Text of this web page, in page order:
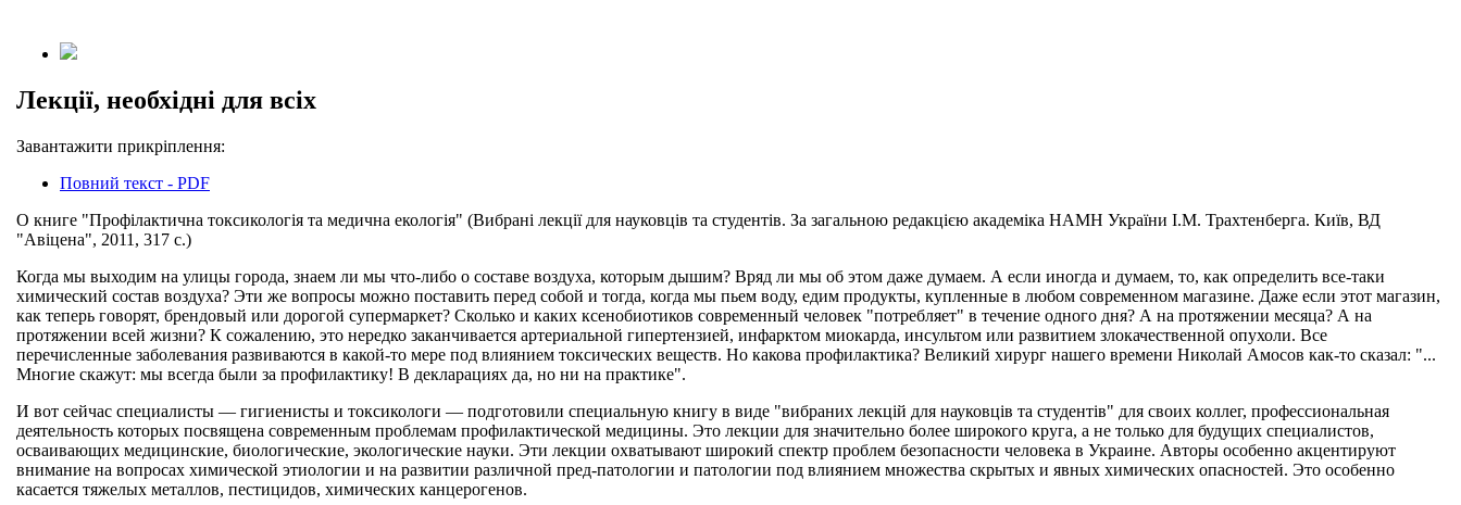
Лекції, необхідні для всіх
Завантажити прикріплення:
Повний текст - PDF
О книге "Профілактична токсикологія та медична екологія" (Вибрані лекції для науковців та студентів. За загальною редакцією академіка НАМН України І.М. Трахтенберга. Київ, ВД
"Авіцена", 2011, 317 с.)
Когда мы выходим на улицы города, знаем ли мы что-либо о составе воздуха, которым дышим? Вряд ли мы об этом даже думаем. А если иногда и думаем, то, как определить все-таки
химический состав воздуха? Эти же вопросы можно поставить перед собой и тогда, когда мы пьем воду, едим продукты, купленные в любом современном магазине. Даже если этот магазин,
как теперь говорят, брендовый или дорогой супермаркет? Сколько и каких ксенобиотиков современный человек "потребляет" в течение одного дня? А на протяжении месяца? А на
протяжении всей жизни? К сожалению, это нередко заканчивается артериальной гипертензией, инфарктом миокарда, инсультом или развитием злокачественной опухоли. Все
перечисленные заболевания развиваются в какой-то мере под влиянием токсических веществ. Но какова профилактика? Великий хирург нашего времени Николай Амосов как-то сказал: "...
Многие скажут: мы всегда были за профилактику! В декларациях да, но ни на практике".
И вот сейчас специалисты — гигиенисты и токсикологи — подготовили специальную книгу в виде "вибраних лекцій для науковців та студентів" для своих коллег, профессиональная
деятельность которых посвящена современным проблемам профилактической медицины. Это лекции для значительно более широкого круга, а не только для будущих специалистов,
осваивающих медицинские, биологические, экологические науки. Эти лекции охватывают широкий спектр проблем безопасности человека в Украине. Авторы особенно акцентируют
внимание на вопросах химической этиологии и на развитии различной пред-патологии и патологии под влиянием множества скрытых и явных химических опасностей. Это особенно
касается тяжелых металлов, пестицидов, химических канцерогенов.